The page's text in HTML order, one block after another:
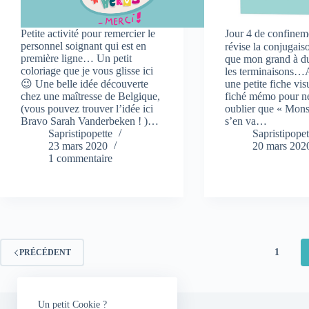
Un petit Cookie ?
Petite activité pour remercier le
personnel soignant qui est en
première ligne… Un petit
coloriage que je vous glisse ici
😉 Une belle idée découverte
chez une maîtresse de Belgique,
(vous pouvez trouver l’idée ici
Bravo Sarah Vanderbeken ! )…
Sapristipopette
23 mars 2020
1 commentaire
Jour 4 de
révise la
que mon grand à
les
une petite fiche
fiché mémo pour
oublier que «
s’en va…
20 mars
PRÉCÉDENT 1